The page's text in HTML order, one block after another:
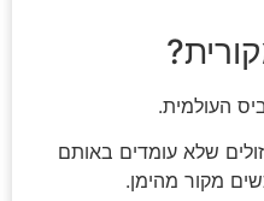
העולמית.
שלא עומדים באותם
מקור מהימן.